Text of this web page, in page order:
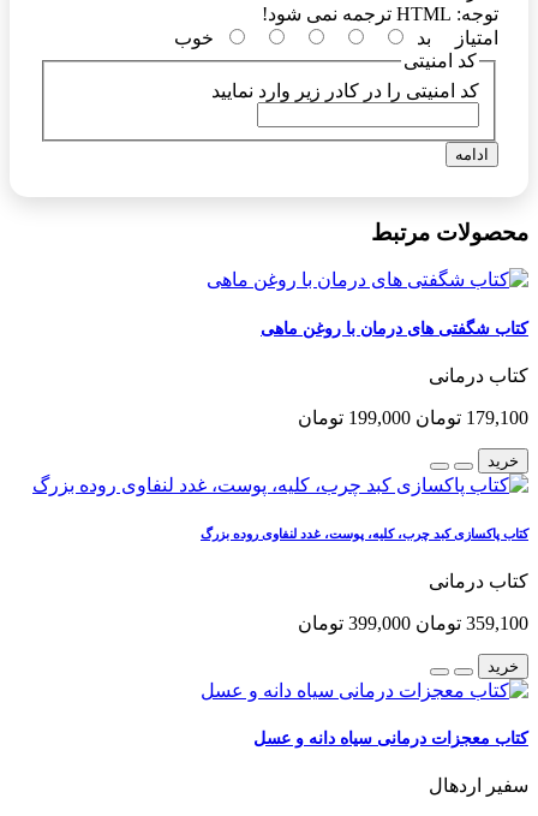
توجه:
امتیاز
بد
خوب
کد امنیتی
کد امنیتی را در کادر زیر وارد نمایید
ادامه
محصولات مرتبط
کتاب شگفتی های درمان با روغن ماهی
کتاب درمانی
179,100 تومان 199,000 تومان
خرید
کتاب پاکسازی کبد چرب، کلیه، پوست، غدد لنفاوی روده بزرگ
کتاب درمانی
359,100 تومان 399,000 تومان
خرید
کتاب معجزات درمانی سیاه دانه و عسل
سفیر اردهال